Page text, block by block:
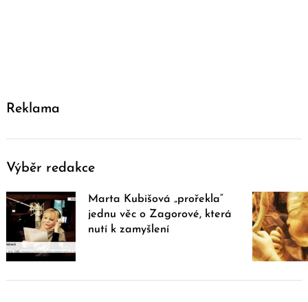
Reklama
Výběr redakce
Marta Kubišová „prořekla“
jednu věc o Zagorové, která
nutí k zamyšlení